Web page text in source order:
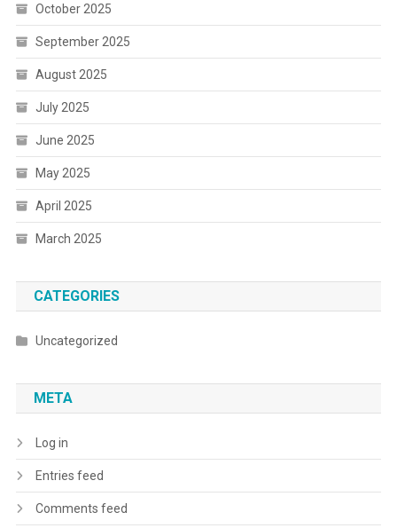
October 2025
September 2025
August 2025
July 2025
June 2025
May 2025
April 2025
March 2025
CATEGORIES
Uncategorized
META
Log in
Entries feed
Comments feed